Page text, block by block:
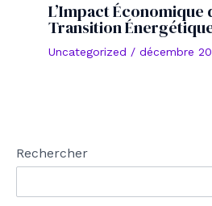
L’Impact Économique
Transition
Uncategorized / décembre
Rechercher